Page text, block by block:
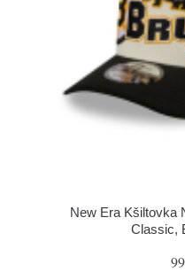
New Era Kšiltovka
Classic,